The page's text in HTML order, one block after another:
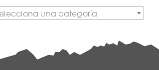
una categoría